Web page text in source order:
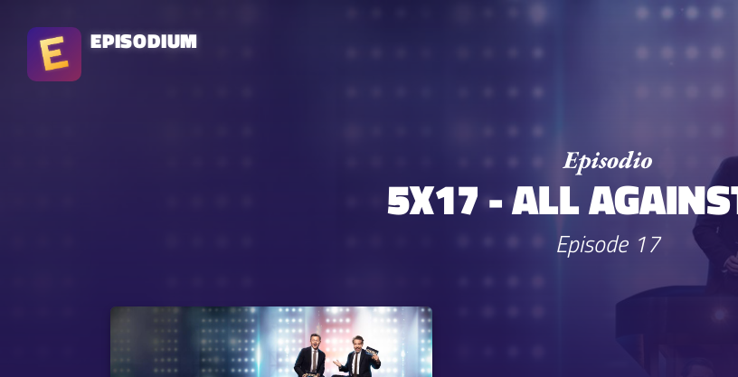
EPISODIUM
5X17 - ALL
Episode 17